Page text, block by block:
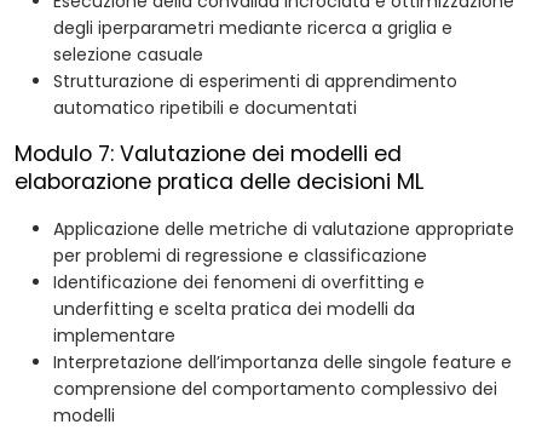
degli iperparametri mediante ricerca a griglia e
selezione casuale
Strutturazione di esperimenti di apprendimento
automatico ripetibili e documentati
Modulo 7: Valutazione dei modelli ed
elaborazione pratica delle decisioni ML
Applicazione delle metriche di valutazione appropriate
per problemi di regressione e classificazione
Identificazione dei fenomeni di overfitting e
underfitting e scelta pratica dei modelli da
implementare
Interpretazione dell’importanza delle singole feature e
comprensione del comportamento complessivo dei
modelli